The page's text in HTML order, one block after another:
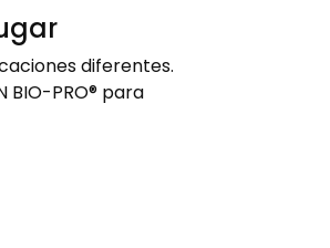
diferentes.
BIO-PRO® para